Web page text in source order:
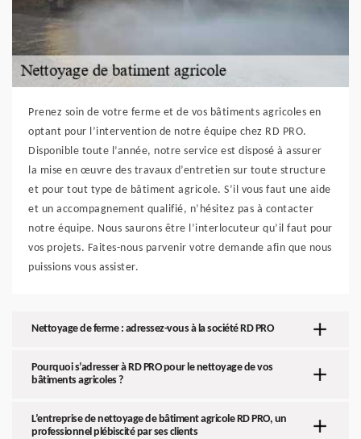
Prenez soin de votre ferme et de vos bâtiments agricoles en
optant pour l’intervention de notre équipe chez RD PRO.
Disponible toute l’année, notre service est disposé à assurer
la mise en œuvre des travaux d’entretien sur toute structure
et pour tout type de bâtiment agricole. S’il vous faut une aide
et un accompagnement qualifié, n’hésitez pas à contacter
notre équipe. Nous saurons être l’interlocuteur qu’il faut pour
vos projets. Faites-nous parvenir votre demande afin que nous
puissions vous assister.
Nettoyage de ferme : adressez-vous à la société RD PRO
Pourquoi s’adresser à RD PRO pour le nettoyage de vos
bâtiments agricoles ?
L’entreprise de nettoyage de bâtiment agricole RD PRO, un
professionnel plébiscité par ses clients